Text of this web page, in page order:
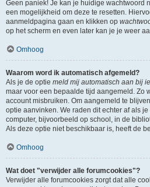
Geen paniek! Je kan je huidige wachtwoord
een mogelijkheid om deze te resetten.
aanmeldpagina gaan en klikken op
op het scherm en even later kan je je weer
Omhoog
Waarom word ik automatisch afgemeld?
Als je de optie meld mij automatisch aan bij
maar voor een bepaalde tijd aangemeld. Zo
account misbruiken. Om aangemeld te
optie aanvinken. We raden dit echter af als
computer, bijvoorbeeld op school, in de
Als deze optie niet beschikbaar is, heeft de
Omhoog
Wat doet "verwijder alle forumcookies"?
Verwijder alle forumcookies zorgt dat alle